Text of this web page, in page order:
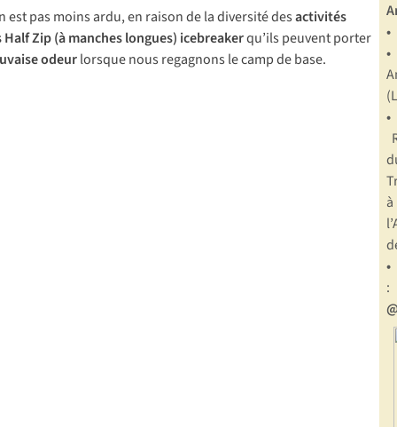
est pas moins ardu, en raison de la diversité desactivités
Half Zip(à manches longues) icebreakerqu’ils peuvent porter
odeurlorsque nous regagnons le camp de base.
•
à
: